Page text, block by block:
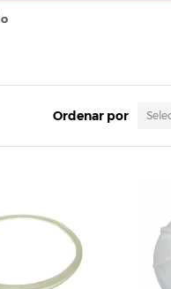
Ordenar por